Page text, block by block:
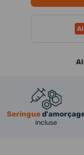
Seringue
incluse